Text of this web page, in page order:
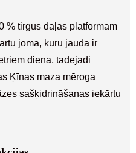
% tirgus daļas platformām
jomā, kuru jauda ir
dienā, tādējādi
Ķīnas maza mēroga
sašķidrināšanas iekārtu